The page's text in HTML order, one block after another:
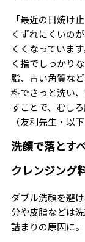
「最近の日焼け
くずれにくいの
くくなっていま
く指でしっかり
脂、古い角質な
料でさっと洗い
すことで、むし
（友利先生・以
洗顔で落とす
クレンジング
ダブル洗顔を避
分や皮脂などは
詰まりの原因に。